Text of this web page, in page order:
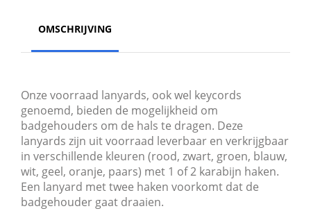
OMSCHRIJVING
Onze voorraad lanyards, ook wel keycords
genoemd, bieden de mogelijkheid om
badgehouders om de hals te dragen. Deze
lanyards zijn uit voorraad leverbaar en verkrijgbaar
in verschillende kleuren (rood, zwart, groen, blauw,
wit, geel, oranje, paars) met 1 of 2 karabijn haken.
Een lanyard met twee haken voorkomt dat de
badgehouder gaat draaien.